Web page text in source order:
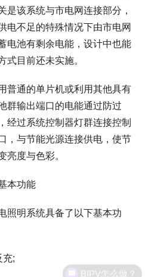
是该系统与市电网连接部分，
电不足的特殊情况下由市电网
电池有剩余电能，设计中也能
式目前还未实施。
通的单片机或利用其他具有
群输出端口的电能通过防过
经过系统控制器灯群连接控制
，与节能光源连接供电，使节
亮度与色彩。
本功能
明系统具备了以下基本功
;
BIPV怎么做？